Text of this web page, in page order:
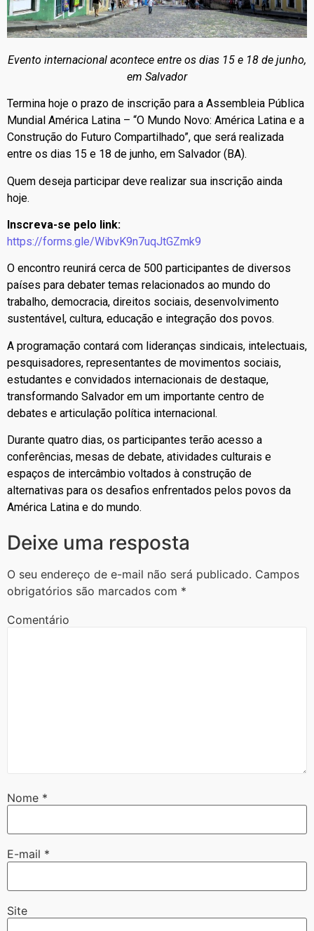
Evento internacional acontece entre os dias 15 e 18 de junho,
em Salvador
Termina hoje o prazo de inscrição para a Assembleia Pública
Mundial América Latina – “O Mundo Novo: América Latina e a
Construção do Futuro Compartilhado”, que será realizada
entre os dias 15 e 18 de junho, em Salvador (BA).
Quem deseja participar deve realizar sua inscrição ainda
hoje.
Inscreva-se pelo link:
https://forms.gle/WibvK9n7uqJtGZmk9
O encontro reunirá cerca de 500 participantes de diversos
países para debater temas relacionados ao mundo do
trabalho, democracia, direitos sociais, desenvolvimento
sustentável, cultura, educação e integração dos povos.
A programação contará com lideranças sindicais, intelectuais,
pesquisadores, representantes de movimentos sociais,
estudantes e convidados internacionais de destaque,
transformando Salvador em um importante centro de
debates e articulação política internacional.
Durante quatro dias, os participantes terão acesso a
conferências, mesas de debate, atividades culturais e
espaços de intercâmbio voltados à construção de
alternativas para os desafios enfrentados pelos povos da
América Latina e do mundo.
Deixe uma resposta
O seu endereço de e-mail não será publicado. Campos
obrigatórios são marcados com *
Comentário
Nome *
E-mail *
Site